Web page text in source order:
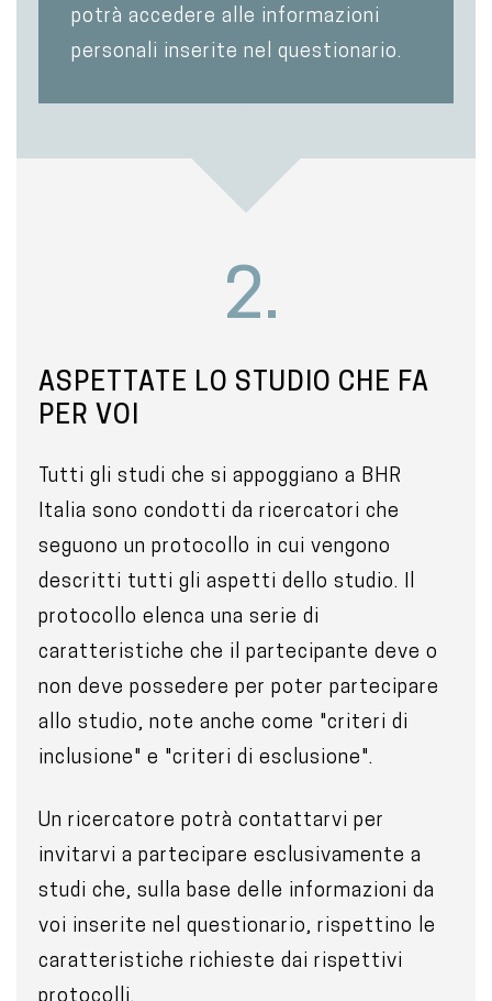
potrà accedere alle informazioni
personali inserite nel questionario.
2.
ASPETTATE LO STUDIO CHE FA
PER VOI
Tutti gli studi che si appoggiano a BHR
Italia sono condotti da ricercatori che
seguono un protocollo in cui vengono
descritti tutti gli aspetti dello studio. Il
protocollo elenca una serie di
caratteristiche che il partecipante deve o
non deve possedere per poter partecipare
allo studio, note anche come "criteri di
inclusione" e "criteri di esclusione".
Un ricercatore potrà contattarvi per
invitarvi a partecipare esclusivamente a
studi che, sulla base delle informazioni da
voi inserite nel questionario, rispettino le
caratteristiche richieste dai rispettivi